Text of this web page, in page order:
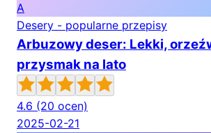
A
Desery - popularne przepisy
Arbuzowy deser: Lekki,
przysmak na lato
4.6 (20 ocen)
2025-02-21